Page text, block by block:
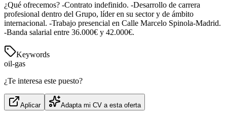
¿Qué ofrecemos? -Contrato indefinido. -Desarrollo de carrera
profesional dentro del Grupo, líder en su sector y de ámbito
internacional. -Trabajo presencial en Calle Marcelo Spinola-Madrid.
-Banda salarial entre 36.000€ y 42.000€.
Keywords
oil-gas
¿Te interesa este puesto?
Aplicar Adapta mi CV a esta oferta